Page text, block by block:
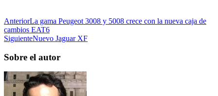
AnteriorLa gama Peugeot 3008 y 5008 crece con la nueva caja de
cambios EAT6
SiguienteNuevo Jaguar XF
Sobre el autor